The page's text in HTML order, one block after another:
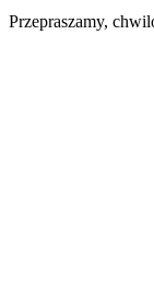
Przepraszamy,